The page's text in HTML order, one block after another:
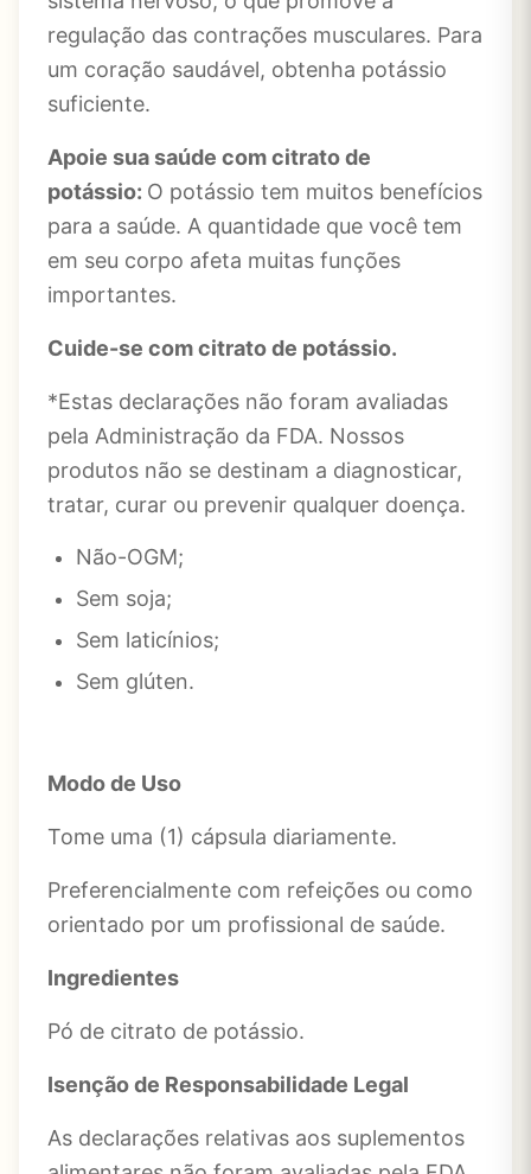
regulação das contrações musculares. Para
um coração saudável, obtenha potássio
suficiente.
Apoie sua saúde com citrato de
potássio: O potássio tem muitos benefícios
para a saúde. A quantidade que você tem
em seu corpo afeta muitas funções
importantes.
Cuide-se com citrato de potássio.
*Estas declarações não foram avaliadas
pela Administração da FDA. Nossos
produtos não se destinam a diagnosticar,
tratar, curar ou prevenir qualquer doença.
Não-OGM;
Sem soja;
Sem laticínios;
Sem glúten.
Modo de Uso
Tome uma (1) cápsula diariamente.
Preferencialmente com refeições ou como
orientado por um profissional de saúde.
Ingredientes
Pó de citrato de potássio.
Isenção de Responsabilidade Legal
As declarações relativas aos suplementos